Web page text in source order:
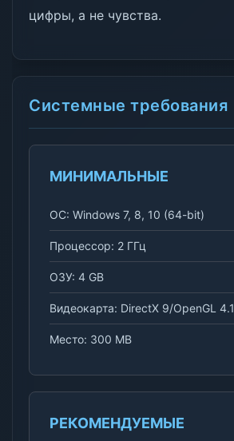
цифры, а не чувства.
Системные требования
МИНИМАЛЬНЫЕ
ОС: Windows 7, 8, 10 (64-bit)
Процессор: 2 ГГц
ОЗУ: 4 GB
Видеокарта: DirectX 9/OpenGL 4.1
Место: 300 MB
РЕКОМЕНДУЕМЫЕ